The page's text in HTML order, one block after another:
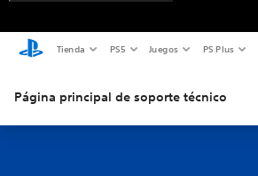
Tienda PS5 Juegos PS Plus
Página principal de soporte técnico